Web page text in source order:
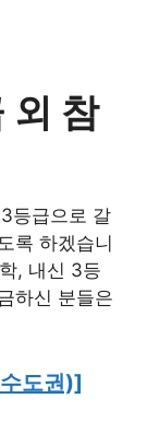
외 참
등급으로 갈
록 하겠습니
, 내신 3등
하신 분들은
도권)]